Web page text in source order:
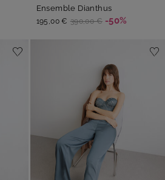
Ensemble Dianthus
195,00 € 390,00 € -50%